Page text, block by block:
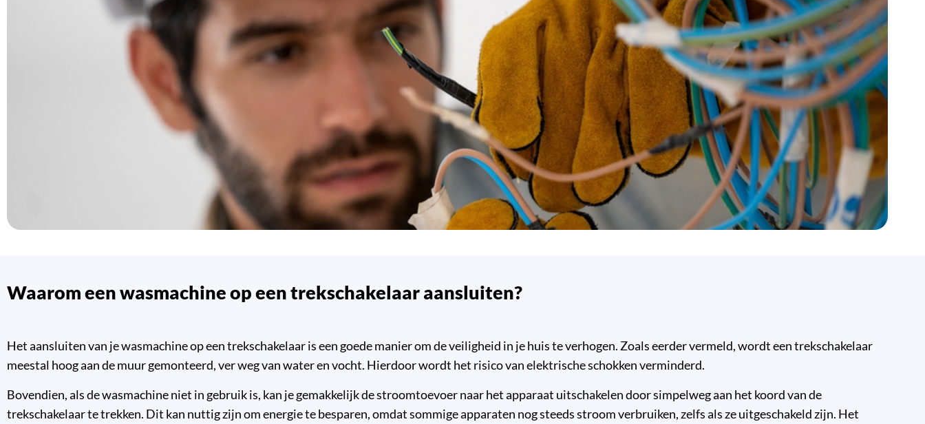
Waarom een wasmachine op een trekschakelaar aansluiten?
Het aansluiten van je wasmachine op een trekschakelaar is een goede manier om de veiligheid in je huis te verhogen. Zoals eerder vermeld, wordt een trekschakelaar
meestal hoog aan de muur gemonteerd, ver weg van water en vocht. Hierdoor wordt het risico van elektrische schokken verminderd.
Bovendien, als de wasmachine niet in gebruik is, kan je gemakkelijk de stroomtoevoer naar het apparaat uitschakelen door simpelweg aan het koord van de
trekschakelaar te trekken. Dit kan nuttig zijn om energie te besparen, omdat sommige apparaten nog steeds stroom verbruiken, zelfs als ze uitgeschakeld zijn. Het